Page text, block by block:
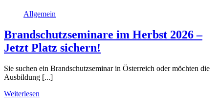
Allgemein
Brandschutzseminare im Herbst 2026 –
Jetzt Platz sichern!
Sie suchen ein Brandschutzseminar in Österreich oder möchten die
Ausbildung [...]
Weiterlesen